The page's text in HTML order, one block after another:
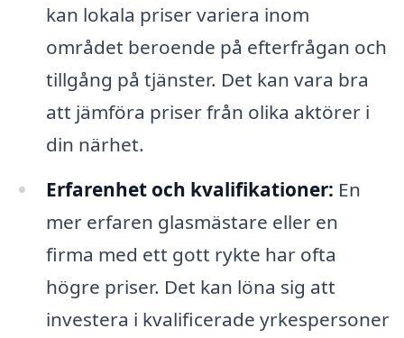
kan lokala priser variera inom
området beroende på efterfrågan och
tillgång på tjänster. Det kan vara bra
att jämföra priser från olika aktörer i
din närhet.
Erfarenhet och kvalifikationer: En
mer erfaren glasmästare eller en
firma med ett gott rykte har ofta
högre priser. Det kan löna sig att
investera i kvalificerade yrkespersoner